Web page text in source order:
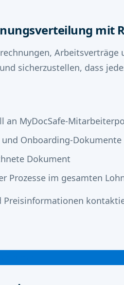
mit
sicherzustellen, dass
an MyDocSafe-
Onboarding-Dokumente
Dokument
Prozesse im gesamten